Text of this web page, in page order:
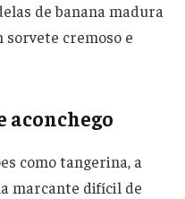
de banana madura
sorvete cremoso e
aconchego
como tangerina, a
marcante difícil de